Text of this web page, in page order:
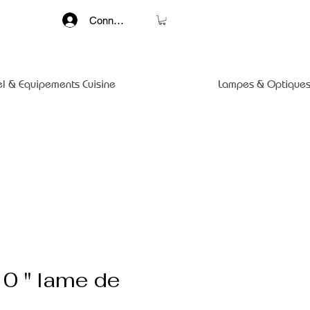
Connexion
& Equipements Cuisine Lampes &
" lame de